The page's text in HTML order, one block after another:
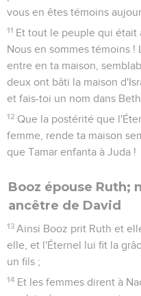
vous en êtes témoins
11 Et tout le peuple qui était
Nous en sommes témoins
entre en ta maison,
deux ont bâti la maison
et fais-toi un nom dans
12 Que la postérité que
femme, rende ta maison
que Tamar enfanta à Juda !
Booz épouse Ruth;
ancêtre de David
13 Ainsi Booz prit Ruth et
elle, et l'Éternel lui fit la
un fils ;
14 Et les femmes dirent à